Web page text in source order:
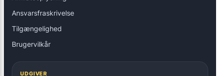
Ansvarsfraskrivelse
Tilgængelighed
Brugervilkår
UDGIVER